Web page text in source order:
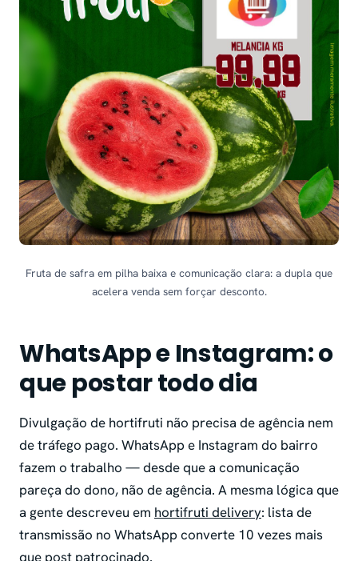
Fruta de safra em pilha baixa e comunicação clara: a dupla que
acelera venda sem forçar desconto.
WhatsApp e Instagram: o
que postar todo dia
Divulgação de hortifruti não precisa de agência nem
de tráfego pago. WhatsApp e Instagram do bairro
fazem o trabalho — desde que a comunicação
pareça do dono, não de agência. A mesma lógica que
a gente descreveu em hortifruti delivery: lista de
transmissão no WhatsApp converte 10 vezes mais
que post patrocinado.